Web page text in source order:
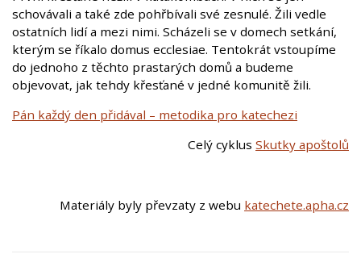
schovávali a také zde pohřbívali své zesnulé. Žili vedle
ostatních lidí a mezi nimi. Scházeli se v domech setkání,
kterým se říkalo domus ecclesiae. Tentokrát vstoupíme
do jednoho z těchto prastarých domů a budeme
objevovat, jak tehdy křesťané v jedné komunitě žili.
Pán každý den přidával – metodika pro katechezi
Celý cyklus Skutky apoštolů
Materiály byly převzaty z webu katechete.apha.cz